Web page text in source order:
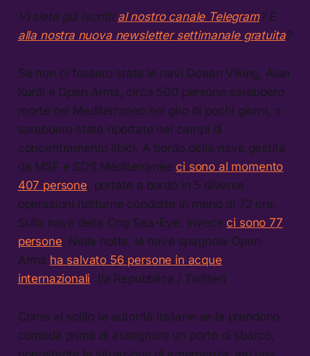
Vi siete già iscritti al nostro canale Telegram? E
alla nostra nuova newsletter settimanale gratuita?
Se non ci fossero state le navi Ocean Viking, Alan
Kurdi e Open Arms, circa 500 persone sarebbero
morte nel Mediterraneo nel giro di pochi giorni, o
sarebbero state riportate nei campi di
concentramento libici. A bordo della nave gestita
da MSF e SOS Méditerranée ci sono al momento
407 persone , portate a bordo in 5 diverse
operazioni notturne condotte in meno di 72 ore.
Sulla nave della Ong Sea-Eye, invece ci sono 77
persone. Nella notte, la nave spagnola Open
Arms ha salvato 56 persone in acque
internazionali. (la Repubblica / Twitter)
Come al solito le autorità italiane se la prendono
comoda prima di assegnare un porto di sbarco,